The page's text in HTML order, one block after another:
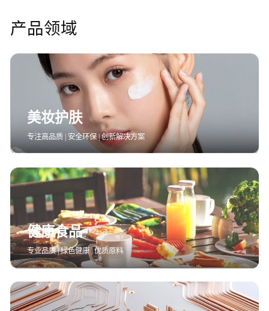
社会责任
产品领域
美妆护肤
专注高品质 | 安全环保 | 创新解决方案
健康食品
专业品质 | 绿色健康 | 优质原料